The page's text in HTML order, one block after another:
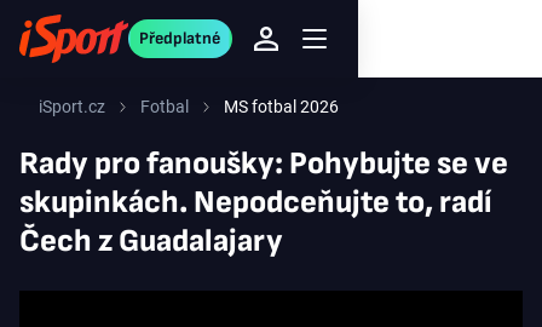
Předplatné
iSport.cz Fotbal MS fotbal 2026
Rady pro fanoušky: Pohybujte se ve
skupinkách. Nepodceňujte to, radí
Čech z Guadalajary